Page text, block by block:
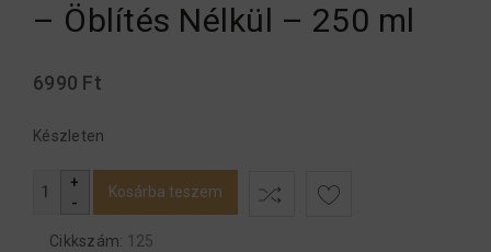
– Öblítés Nélkül – 250 ml
6990 Ft
Készleten
Kosárba teszem
Cikkszám: 125